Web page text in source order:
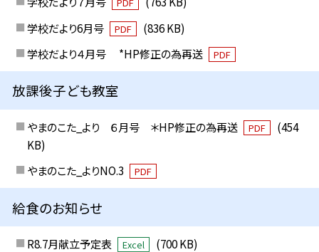
学校だより6月号
PDF
(836 KB)
学校だより４月号 *HP修正の為再送
PDF
放課後子ども教室
やまのこた_より ６月号 ＊HP修正の為再送 PDF
(454
KB)
やまのこた_よりNO.3
PDF
給食のお知らせ
R8.7月献立予定表 Excel
(700 KB)